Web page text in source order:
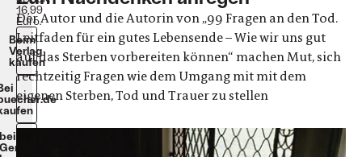
16,99
Euro.
Beim
Verlag
kaufen
Der Autor und die Autorin von „99 Fragen an den Tod.
Leitfaden für ein gutes Lebensende – Wie wir uns gut
auf das Sterben vorbereiten können“ machen Mut, sich
rechtzeitig Fragen wie dem Umgang mit mit dem
eigenen Sterben, Tod und Trauer zu stellen